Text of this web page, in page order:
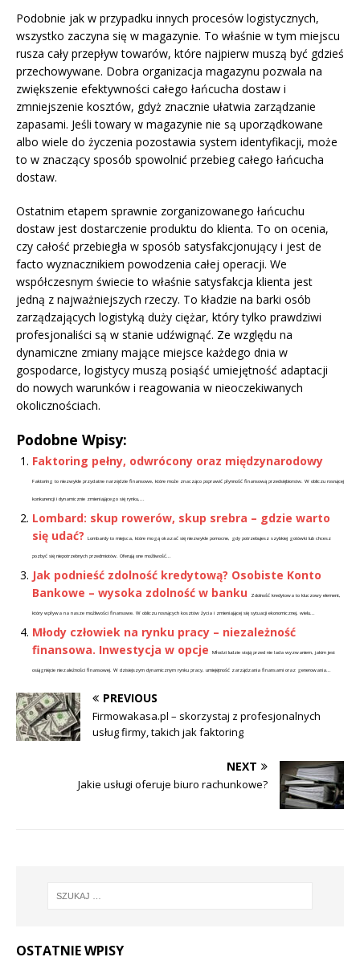
Podobnie jak w przypadku innych procesów logistycznych,
wszystko zaczyna się w magazynie. To właśnie w tym miejscu
rusza cały przepływ towarów, które najpierw muszą być gdzieś
przechowywane. Dobra organizacja magazynu pozwala na
zwiększenie efektywności całego łańcucha dostaw i
zmniejszenie kosztów, gdyż znacznie ułatwia zarządzanie
zapasami. Jeśli towary w magazynie nie są uporządkowane
albo wiele do życzenia pozostawia system identyfikacji, może
to w znaczący sposób spowolnić przebieg całego łańcucha
dostaw.
Ostatnim etapem sprawnie zorganizowanego łańcuchu
dostaw jest dostarczenie produktu do klienta. To on ocenia,
czy całość przebiegła w sposób satysfakcjonujący i jest de
facto wyznacznikiem powodzenia całej operacji. We
współczesnym świecie to właśnie satysfakcja klienta jest
jedną z najważniejszych rzeczy. To kładzie na barki osób
zarządzających logistyką duży ciężar, który tylko prawdziwi
profesjonaliści są w stanie udźwignąć. Ze względu na
dynamiczne zmiany mające miejsce każdego dnia w
gospodarce, logistycy muszą posiąść umiejętność adaptacji
do nowych warunków i reagowania w nieoczekiwanych
okolicznościach.
Podobne Wpisy:
Faktoring pełny, odwrócony oraz międzynarodowy
Faktoring to niezwykle przydatne narzędzie finansowe, które może znacząco poprawić płynność finansową przedsiębiorstw. W obliczu rosnącej
konkurencji i dynamicznie zmieniającego się rynku,...
Lombard: skup rowerów, skup srebra – gdzie warto
się udać?
Lombardy to miejsca, które mogą okazać się niezwykle pomocne, gdy potrzebujesz szybkiej gotówki lub chcesz
pozbyć się niepotrzebnych przedmiotów. Oferują one możliwość...
Jak podnieść zdolność kredytową? Osobiste Konto
Bankowe – wysoka zdolność w banku
Zdolność kredytowa to kluczowy element,
który wpływa na nasze możliwości finansowe. W obliczu rosnących kosztów życia i zmieniającej się sytuacji ekonomicznej, wielu...
Młody człowiek na rynku pracy – niezależność
finansowa. Inwestycja w opcje
Młodzi ludzie stoją przed nie lada wyzwaniem, jakim jest
osiągnięcie niezależności finansowej. W dzisiejszym dynamicznym rynku pracy, umiejętność zarządzania finansami oraz generowania...
PREVIOUS
Firmowakasa.pl – skorzystaj z profesjonalnych
usług firmy, takich jak faktoring
NEXT
Jakie usługi oferuje biuro rachunkowe?
OSTATNIE WPISY